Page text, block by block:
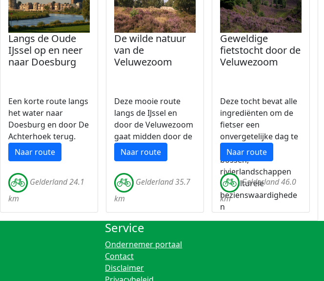
Langs de Oude
IJssel op en neer
naar Doesburg
Een korte route langs
het water naar
Doesburg en door De
Achterhoek terug.
Naar route
Gelderland 24.1
km
De wilde natuur
van de
Veluwezoom
Deze mooie route
langs de IJssel en
door de Veluwezoom
gaat midden door de
natuur.
Naar route
Gelderland 35.7
km
Geweldige
fietstocht door de
Veluwezoom
Deze tocht bevat alle
ingrediënten om de
fietser een
onvergetelijke dag te
bezorgen met
bossen,
rivierlandschappen
en culturele
bezienswaardighede
n
Naar route
Gelderland 46.0
km
Service
Ondernemer portaal
Contact
Disclaimer